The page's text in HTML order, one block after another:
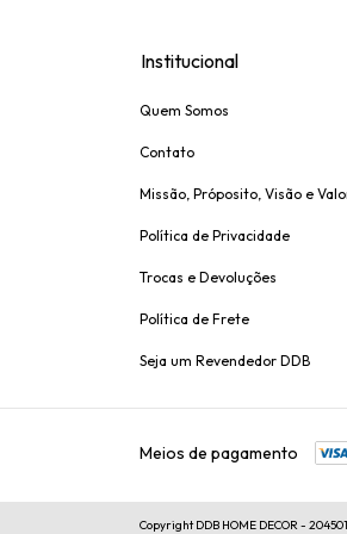
Institucional
Quem Somos
Contato
Missão, Próposito, Visão e
Política de Privacidade
Trocas e Devoluções
Política de Frete
Seja um Revendedor DDB
Meios de pagamento
Copyright DDB HOME DECOR -